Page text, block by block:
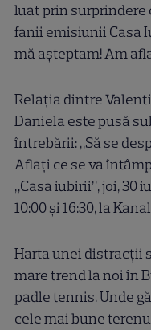
luat prin surprindere
fanii emisiunii Casa
mă așteptam! Am
Relația dintre
Daniela este pusă
întrebării: „Să se
Aflați ce se va
„Casa iubirii”, joi, 30
10:00 și 16:30, la
Harta unei distracții
mare trend la noi în
padle tennis. Unde
cele mai bune